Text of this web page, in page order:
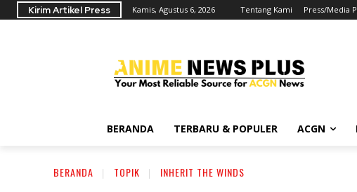
Kirim Artikel Press Kamis, Agustus 6, 2026 Tentang Kami Press/Media
BERANDA TERBARU & POPULER ACGN
BERANDA TOPIK INHERIT THE WINDS